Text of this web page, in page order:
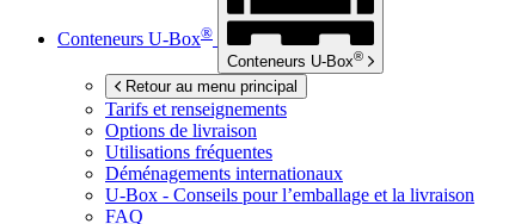
Conteneurs U-Box®
Conteneurs U-Box®
Retour au menu principal
Tarifs et renseignements
Options de livraison
Utilisations fréquentes
Déménagements internationaux
U-Box - Conseils pour l’emballage et la livraison
FAQ